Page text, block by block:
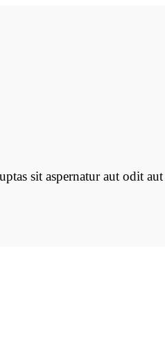
sit aspernatur aut odit